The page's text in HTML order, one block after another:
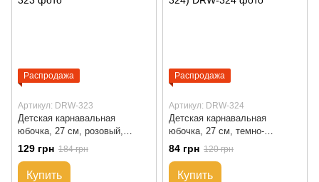
Распродажа
Артикул: DRW-323
Детская карнавальная
юбочка, 27 см, розовый,
текстиль (DRW-323)
129 грн 184 грн
Купить
Распродажа
Артикул: DRW-324
Детская карнавальная
юбочка, 27 см, темно-
розовый, текстиль (DRW-324)
84 грн 120 грн
Купить